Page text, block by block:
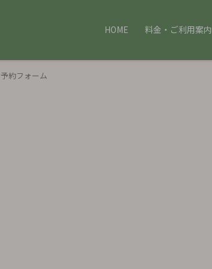
HOME 料金・ご利用案内
予約フォーム